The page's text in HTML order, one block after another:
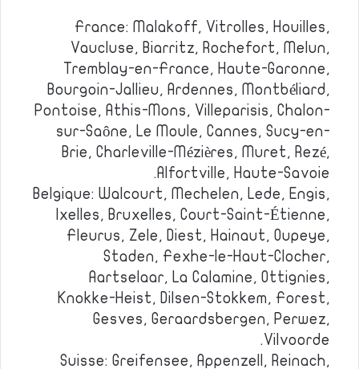
France: Malakoff, Vitrolles, Houilles,
Vaucluse, Biarritz, Rochefort, Melun,
Tremblay-en-France, Haute-Garonne,
Bourgoin-Jallieu, Ardennes, Montbéliard,
Pontoise, Athis-Mons, Villeparisis, Chalon-
sur-Saône, Le Moule, Cannes, Sucy-en-
Brie, Charleville-Mézières, Muret, Rezé,
Alfortville, Haute-Savoie.
Belgique: Walcourt, Mechelen, Lede, Engis,
Ixelles, Bruxelles, Court-Saint-Étienne,
Fleurus, Zele, Diest, Hainaut, Oupeye,
Staden, Fexhe-le-Haut-Clocher,
Aartselaar, La Calamine, Ottignies,
Knokke-Heist, Dilsen-Stokkem, Forest,
Gesves, Geraardsbergen, Perwez,
Vilvoorde.
Suisse: Greifensee, Appenzell, Reinach,